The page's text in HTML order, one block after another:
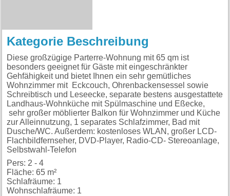
Kategorie Beschreibung
Diese großzügige Parterre-Wohnung mit 65 qm ist
besonders geeignet für Gäste mit eingeschränkter
Gehfähigkeit und bietet Ihnen ein sehr gemütliches
Wohnzimmer mit Eckcouch, Ohrenbackensessel sowie
Schreibtisch und Leseecke, separate bestens ausgestattete
Landhaus-Wohnküche mit Spülmaschine und Eßecke,
sehr großer möblierter Balkon für Wohnzimmer und Küche
zur Alleinnutzung, 1 separates Schlafzimmer, Bad mit
Dusche/WC. Außerdem: kostenloses WLAN, großer LCD-
Flachbildfernseher, DVD-Player, Radio-CD- Stereoanlage,
Selbstwahl-Telefon
Pers: 2 - 4
Fläche: 65 m²
Schlafräume: 1
Wohnschlafräume: 1